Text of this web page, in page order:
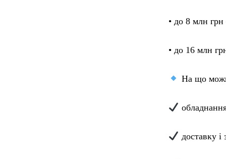
• до 8 млн
• до 16 млн
На що
доставку і